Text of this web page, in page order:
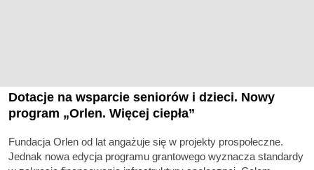
Dotacje na wsparcie seniorów i dzieci. Nowy
program „Orlen. Więcej ciepła”
Fundacja Orlen od lat angażuje się w projekty prospołeczne.
Jednak nowa edycja programu grantowego wyznacza standardy